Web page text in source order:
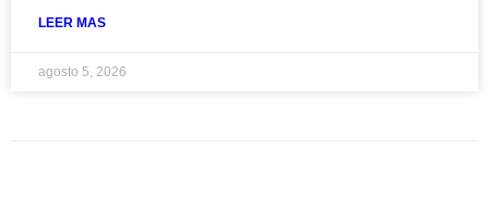
LEER MAS
agosto 5, 2026